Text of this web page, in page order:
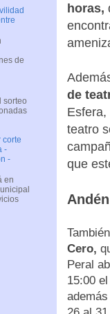
horas,
de
teatro
que
Cero,
Peral
15:00
de
sorteo
corte
-
-
en